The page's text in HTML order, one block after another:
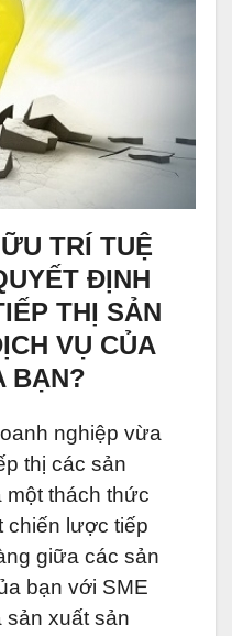
TRÍ TUỆ
ĐỊNH
THỊ SẢN
VỤ CỦA
BẠN?
nghiệp vừa
thị các sản
một thách thức
chiến lược tiếp
giữa các sản
bạn với SME
sản xuất sản